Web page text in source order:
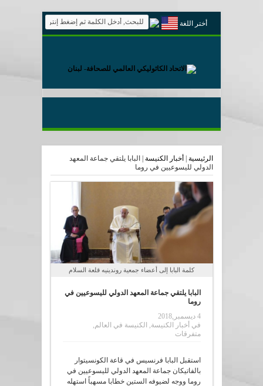
أختر اللغة
الرئيسية أخبار الكنيسة
البابا يلتقي جماعة المعهد
الدولي لليسوعيين في روما
كلمة البابا إلى أعضاء جمعية روندينيه قلعة السلام
البابا يلتقي جماعة المعهد الدولي لليسوعيين في
روما
4 ديسمبر,2018
في أخبار الكنيسة الكنيسة في العالم
متفرقات
استقبل البابا فرنسيس في قاعة الكونسيتوار
بالفاتيكان جماعة المعهد الدولي لليسوعيين في
روما ووجه لضيوفه الستين خطابا مسهباً استهله